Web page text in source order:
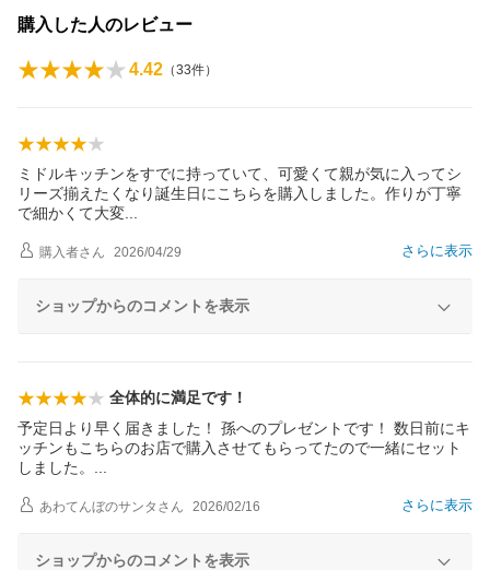
購入した人のレビュー
4.42 （33件）
ミドルキッチンをすでに持っていて、可愛くて親が気に入ってシ
リーズ揃えたくなり誕生日にこちらを購入しました。作りが丁寧
で細かくて大変
さらに表示
購入者さん 2026/04/29
ショップからのコメントを表示
全体的に満足です！
予定日より早く届きました！ 孫へのプレゼントです！ 数日前にキ
ッチンもこちらのお店で購入させてもらってたので一緒にセット
しました。
さらに表示
あわてんぼのサンタ さん 2026/02/16
ショップからのコメントを表示